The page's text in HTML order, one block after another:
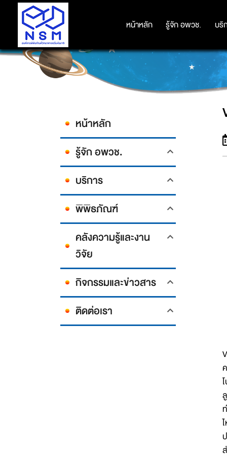
หน้าหลัก รู้จัก อพวช. บริ
หน้าหลัก รู้จัก อพวช. บริ
หน้าหลัก
รู้จัก อพวช.
บริการ
พิพิธภัณฑ์
คลังความรู้และงาน
วิจัย
กิจกรรมและข่าวสาร
ติดต่อเรา